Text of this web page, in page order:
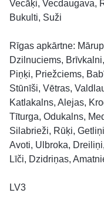
Vecāķi, Vecdaugava,
Bukulti, Suži
Rīgas apkārtne:
Dzilnuciems,
Piņķi, Priežciems,
Stūnīši, Vētras,
Katlakalns, Alejas,
Tīturga, Odukalns,
Silabrieži, Rūķi,
Avoti, Ulbroka,
Līči, Dzidriņas,
LV3